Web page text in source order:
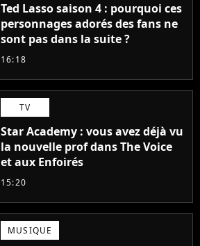
Ted Lasso saison 4 : pourquoi ces
personnages adorés des fans ne
sont pas dans la suite ?
16:18
TV
Star Academy : vous avez déjà vu
la nouvelle prof dans The Voice
et aux Enfoirés
15:20
MUSIQUE